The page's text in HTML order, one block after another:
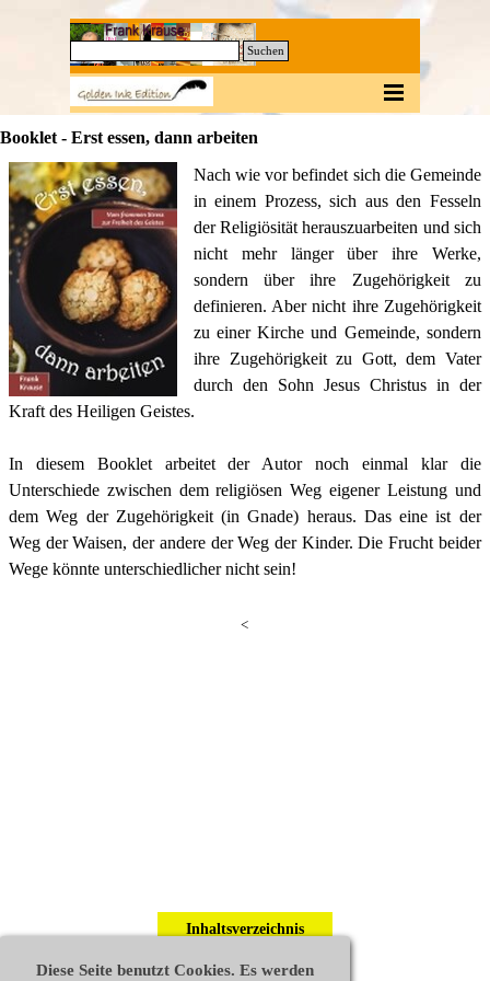
Diese Seite benutzt Cookies. Es werden
Direkt zum Seiteninhalt
Suchen
Booklet - Erst essen, dann arbeiten
Nach wie vor befindet sich die Gemeinde
in einem Prozess, sich aus den Fesseln
der Religiösität herauszuarbeiten und sich
nicht mehr länger über ihre Werke,
sondern über ihre Zugehörigkeit zu
definieren. Aber nicht ihre Zugehörigkeit
zu einer Kirche und Gemeinde, sondern
ihre Zugehörigkeit zu Gott, dem Vater
durch den Sohn Jesus Christus in der
Kraft des Heiligen Geistes.
In diesem Booklet arbeitet der Autor noch einmal klar die
Unterschiede zwischen dem religiösen Weg eigener Leistung und
dem Weg der Zugehörigkeit (in Gnade) heraus. Das eine ist der
Weg der Waisen, der andere der Weg der Kinder. Die Frucht beider
Wege könnte unterschiedlicher nicht sein!
<
Inhaltsverzeichnis
Leseprobe